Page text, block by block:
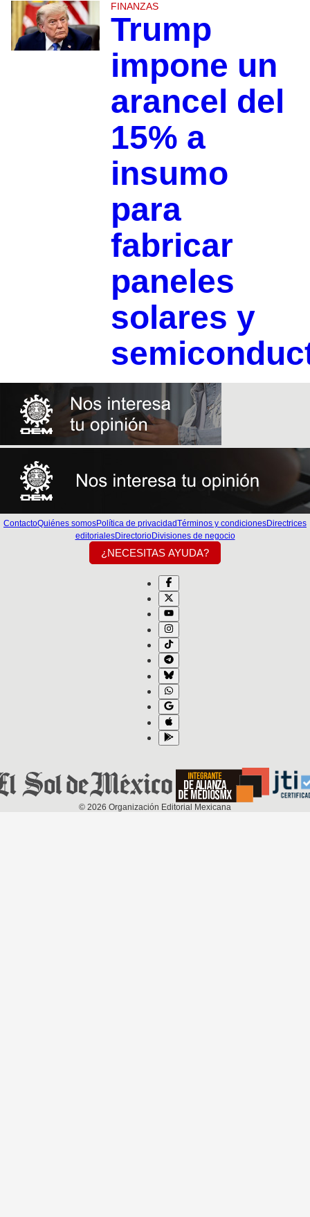
FINANZAS
Trump
impone un
arancel del
15% a
insumo
para
fabricar
paneles
solares y
ContactoQuiénes somosPolítica de privacidadTérminos y condicionesDirectrices
editorialesDirectorioDivisiones de negocio
¿NECESITAS AYUDA?
© 2026 Organización Editorial Mexicana